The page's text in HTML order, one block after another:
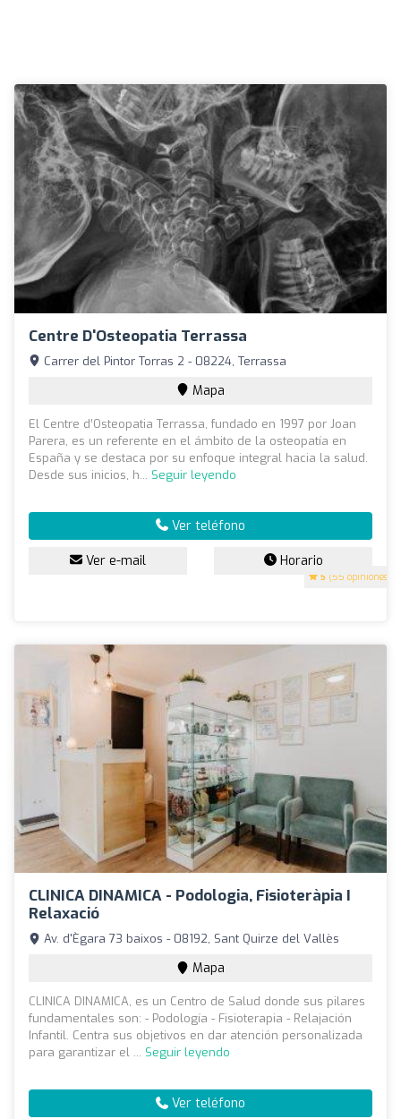
Centre D'Osteopatia Terrassa
5 (55 opiniones)
Carrer del Pintor Torras 2 - 08224, Terrassa
Mapa
El Centre d’Osteopatia Terrassa, fundado en 1997 por Joan
Parera, es un referente en el ámbito de la osteopatía en
España y se destaca por su enfoque integral hacia la salud.
Desde sus inicios, h... Seguir leyendo
Ver teléfono
Ver e-mail Horario
CLINICA DINAMICA - Podologia, Fisioteràpia I
Relaxació
Av. d'Ègara 73 baixos - 08192, Sant Quirze del Vallès
Mapa
CLINICA DINAMICA, es un Centro de Salud donde sus pilares
fundamentales son: - Podología - Fisioterapia - Relajación
Infantil. Centra sus objetivos en dar atención personalizada
para garantizar el ... Seguir leyendo
Ver teléfono